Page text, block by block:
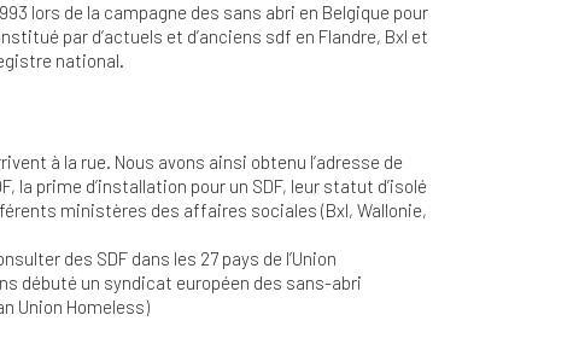
lors de la campagne des sans abri en Belgique pour
par d’actuels et d’anciens sdf en Flandre, Bxl et
national.
à la rue. Nous avons ainsi obtenu l’adresse de
la prime d’installation pour un SDF, leur statut d’isolé
ministères des affaires sociales (Bxl, Wallonie,
des SDF dans les 27 pays de l’Union
débuté un syndicat européen des sans-abri
Union Homeless)